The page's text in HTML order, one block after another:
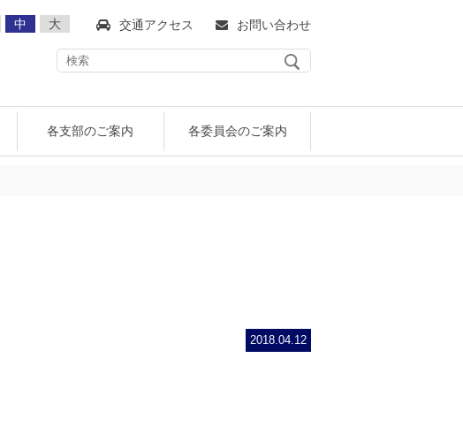
中 大 交通アクセス お問い合わせ
各支部のご案内 各委員会のご案内
2018.04.12